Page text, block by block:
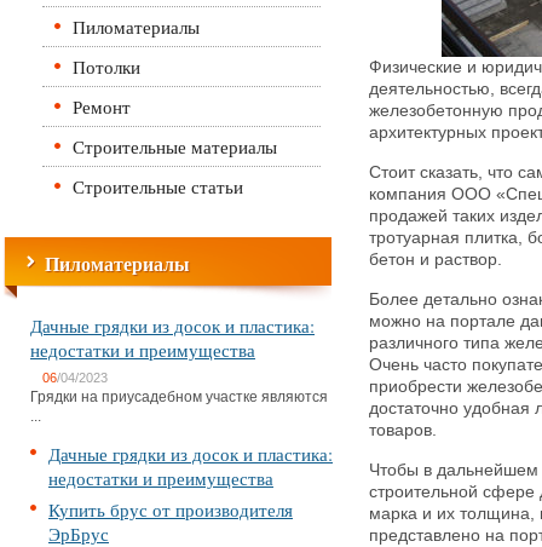
Пиломатериалы
Потолки
Ремонт
Строительные материалы
Строительные статьи
Пиломатериалы
Дачные грядки из досок и пластика:
недостатки и преимущества
06/04/2023
Грядки на приусадебном участке являются
...
Дачные грядки из досок и пластика:
недостатки и преимущества
Купить брус от производителя
ЭрБрус
Физические и
деятельностью,
железобетонную
архитектурных
Стоит сказать, что
компания ООО
продажей таких
тротуарная плитка,
бетон и раствор.
Более детально
можно на портале
различного типа
Очень часто
приобрести
достаточно удобная
товаров.
Чтобы в дальнейшем
строительной сфере
марка и их толщина,
представлено на